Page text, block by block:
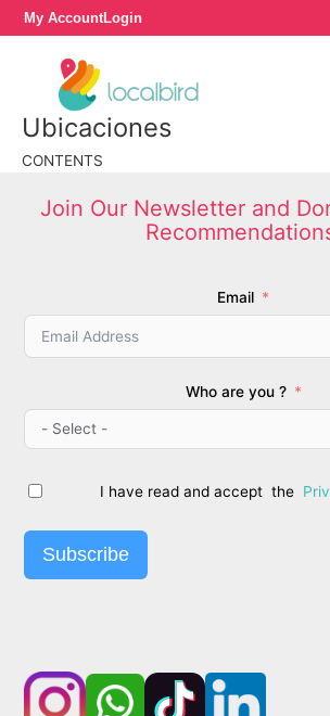
Skip
to
My AccountLogin
Ubicaciones
CONTENTS
Join Our Newsletter and
Email
Who are you ?
I have read and accept the
Subscribe